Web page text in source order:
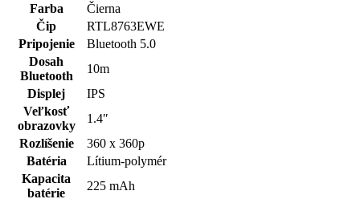
Farba
Čierna
Čip
RTL8763EWE
Pripojenie
Bluetooth 5.0
Dosah
Bluetooth
10m
Displej
IPS
Veľkosť
obrazovky
1.4″
Rozlíšenie
360 x 360p
Batéria
Lítium-polymér
Kapacita
batérie
225 mAh